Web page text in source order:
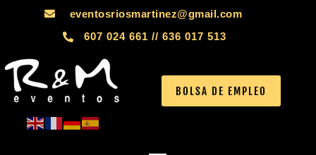
 eventosriosmartinez@gmail.com
 607 024 661 // 636 017 513
BOLSA DE EMPLEO